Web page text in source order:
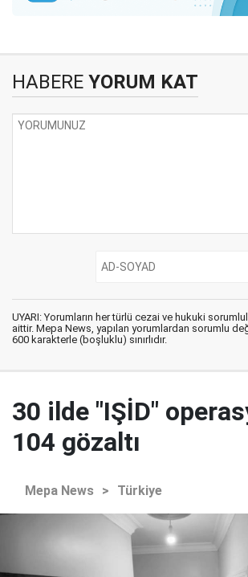
HABERE YORUM KAT
UYARI: Yorumların her türlü cezai ve hukuki
aittir. Mepa News, yapılan yorumlardan sorumlu
600 karakterle (boşluklu) sınırlıdır.
30 ilde "IŞİD"
104 gözaltı
Mepa News > Türkiye